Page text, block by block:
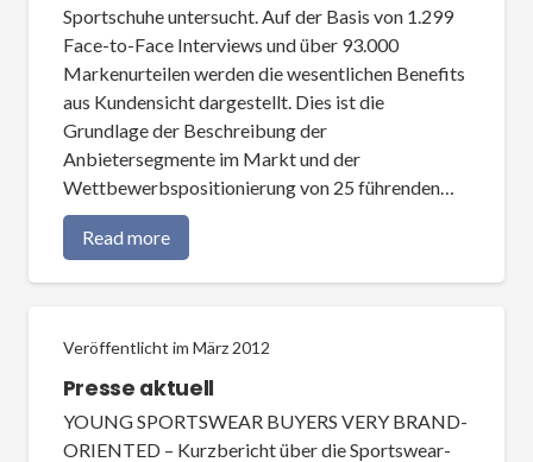
Sportschuhe untersucht. Auf der Basis von 1.299
Face-to-Face Interviews und über 93.000
Markenurteilen werden die wesentlichen Benefits
aus Kundensicht dargestellt. Dies ist die
Grundlage der Beschreibung der
Anbietersegmente im Markt und der
Wettbewerbspositionierung von 25 führenden…
Read more
Veröffentlicht im März 2012
Presse aktuell
YOUNG SPORTSWEAR BUYERS VERY BRAND-
ORIENTED – Kurzbericht über die Sportswear-